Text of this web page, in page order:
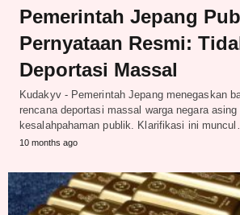
Pemerintah Jepang
Pernyataan Resmi:
Deportasi Massal
Kudakyv - Pemerintah Jepang menegaskan
rencana deportasi massal warga negara asing
kesalahpahaman publik. Klarifikasi ini
10 months ago